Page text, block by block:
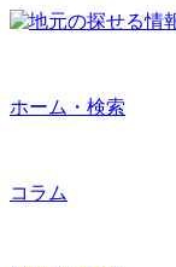
ホーム・検索
コラム